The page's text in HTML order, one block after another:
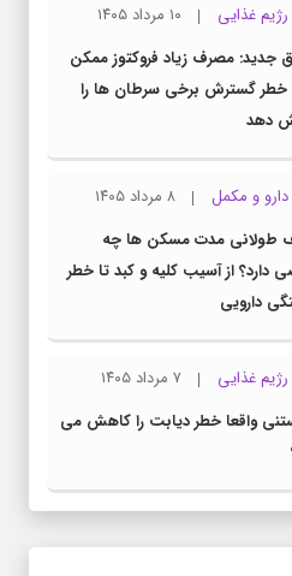
رژیم غذایی
۱۰ مرداد ۱۴۰۵
جدید: مصرف زیاد فروکتوز ممکن
گسترش برخی سرطان ها را
دهد
دارو و مکمل
۸ مرداد ۱۴۰۵
طولانی مدت مسکن ها چه
دارد؟ از آسیب کلیه و کبد تا خطر
دارویی
رژیم غذایی
۷ مرداد ۱۴۰۵
واقعا خطر دیابت را کاهش می